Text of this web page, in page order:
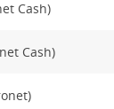
Cash)
Cash)